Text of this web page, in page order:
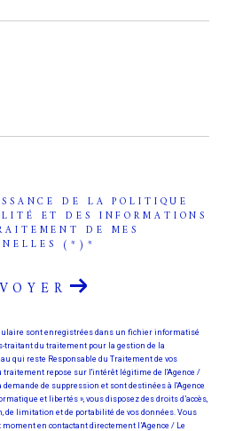
DE LA POLITIQUE
ET DES INFORMATIONS
DE MES
(*)*
sont enregistrées dans un fichier informatisé
traitant du traitement pour la gestion de la
qui reste Responsable du Traitement de vos
traitement repose sur l'intérêt légitime de l'Agence /
de suppression et sont destinées à l'Agence
et libertés », vous disposez des droits d’accès,
de limitation et de portabilité de vos données. Vous
en contactant directement l’Agence / Le